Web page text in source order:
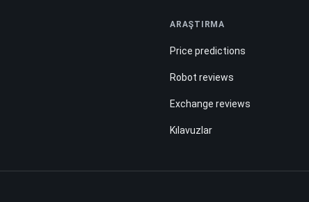
ARAŞTIRMA
Price predictions
Robot reviews
Exchange reviews
Kılavuzlar